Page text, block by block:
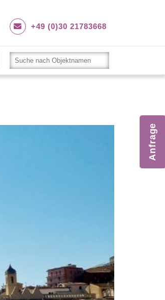
+49 (0)30 21783668
Anfrage